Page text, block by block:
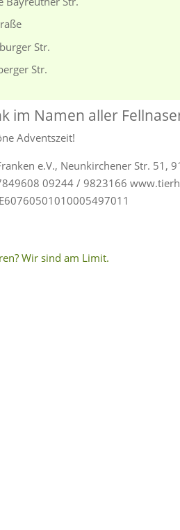
Str.
Str.
im Namen aller
Adventszeit!
e.V., Neunkirchener Str. 51,
09244 / 9823166
Wir sind am Limit.